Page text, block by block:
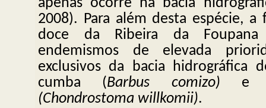
apenas ocorre na bacia
2008). Para além desta espécie, a
doce da Ribeira da
endemismos de elevada
exclusivos da bacia hidrográfica
cumba (Barbus comizo) e
(Chondrostoma willkomii).